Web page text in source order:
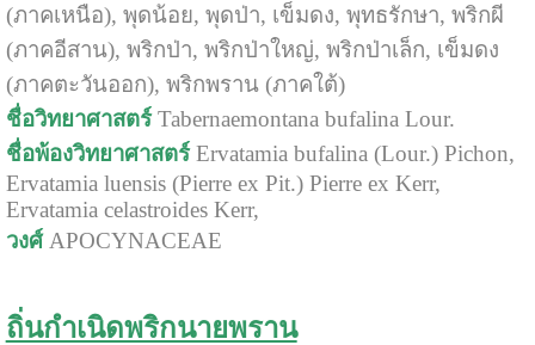
(ภาคเหนือ), พุดน้อย, พุดป่า, เข็มดง, พุทธรักษา, พริกผี
(ภาคอีสาน), พริกป่า, พริกป่าใหญ่, พริกป่าเล็ก, เข็มดง
(ภาคตะวันออก), พริกพราน (ภาคใต้)
ชื่อวิทยาศาสตร์Tabernaemontana bufalina Lour.
ชื่อพ้องวิทยาศาสตร์Ervatamia bufalina (Lour.) Pichon,
Ervatamia luensis (Pierre ex Pit.) Pierre ex Kerr,
Ervatamia celastroides Kerr,
วงศ์APOCYNACEAE
ถิ่นกำเนิดพริกนายพราน